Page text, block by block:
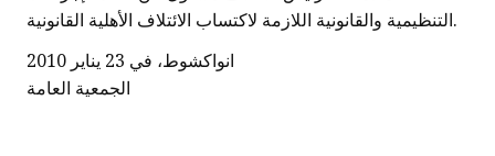
التنظيمية والقانونية اللازمة لاكتساب الائتلاف الأهلية القانونية.
انواكشوط، في 23 يناير 2010
الجمعية العامة